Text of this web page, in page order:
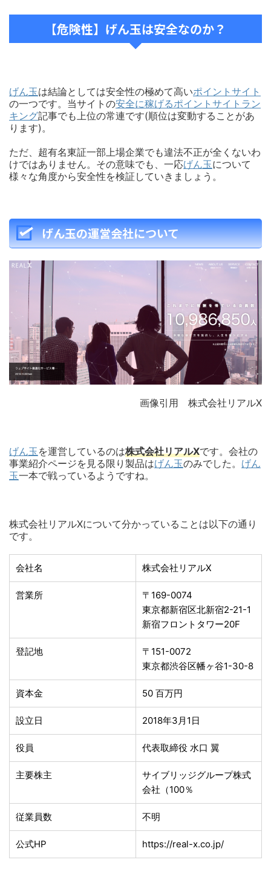
【危険性】げん玉は安全なのか？
げん玉は結論としては安全性の極めて高いポイントサイト
の一つです。当サイトの安全に稼げるポイントサイトラン
キング記事でも上位の常連です(順位は変動することがあ
ります)。
ただ、超有名東証一部上場企業でも違法不正が全くないわ
けではありません。その意味でも、一応げん玉について
様々な角度から安全性を検証していきましょう。
げん玉の運営会社について
画像引用 株式会社リアルX
げん玉 を運営しているのは株式会社リアルXです。会社の
事業紹介ページを見る限り製品はげん玉のみでした。 げん
玉一本で戦っているようですね。
株式会社リアルXについて分かっていることは以下の通り
です。
会社名 株式会社リアルX
営業所
〒169-0074
東京都新宿区北新宿2-21-1
新宿フロントタワー20F
登記地
〒151-0072
東京都渋谷区幡ヶ谷1-30-8
資本金 50 百万円
設立日 2018年3月1日
役員 代表取締役 水口 翼
主要株主
サイブリッジグループ株式
会社（100％
従業員数 不明
公式HP https://real-x.co.jp/